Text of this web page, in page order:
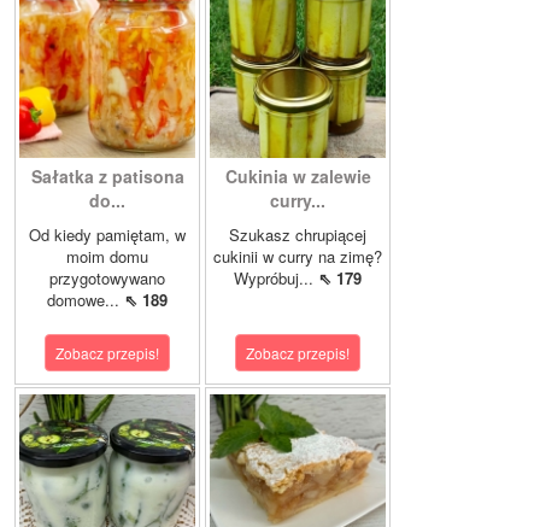
Sałatka z patisona
do...
Od kiedy pamiętam, w
moim domu
przygotowywano
domowe... ⇖ 189
Zobacz przepis!
Cukinia w zalewie
curry...
Szukasz chrupiącej
cukinii w curry na zimę?
Wypróbuj... ⇖ 179
Zobacz przepis!